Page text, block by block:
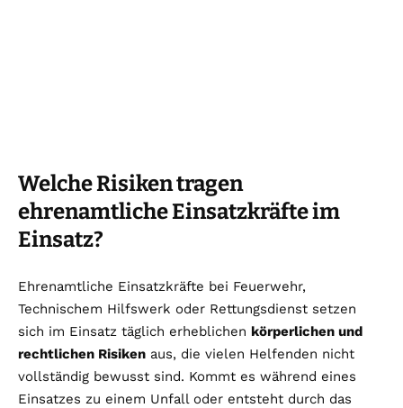
Welche Risiken tragen
ehrenamtliche Einsatzkräfte im
Einsatz?
Ehrenamtliche Einsatzkräfte bei Feuerwehr,
Technischem Hilfswerk oder Rettungsdienst setzen
sich im Einsatz täglich erheblichen körperlichen und
rechtlichen Risiken aus, die vielen Helfenden nicht
vollständig bewusst sind. Kommt es während eines
Einsatzes zu einem Unfall oder entsteht durch das